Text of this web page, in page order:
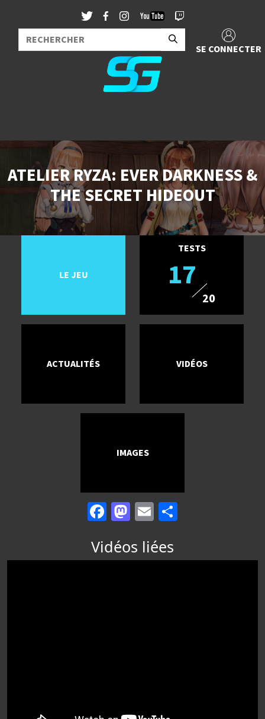
SE CONNECTER
ATELIER RYZA: EVER DARKNESS &
THE SECRET HIDEOUT
LE JEU
TESTS
17
20
ACTUALITÉS VIDÉOS
IMAGES
Facebook
Mastodon
Email
Vidéos liées